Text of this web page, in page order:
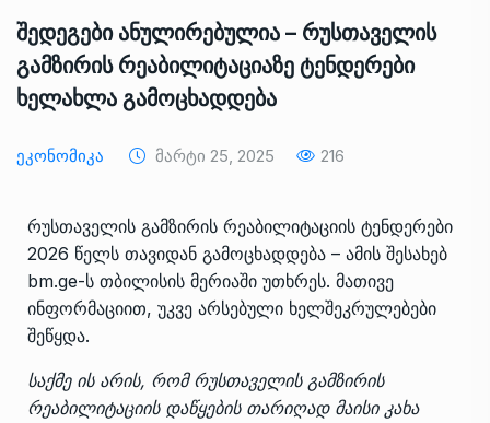
შედეგები ანულირებულია – რუსთაველის
გამზირის რეაბილიტაციაზე ტენდერები
ხელახლა გამოცხადდება
Ეკონომიკა Მარტი 25, 2025 216
რუსთაველის გამზირის რეაბილიტაციის ტენდერები
2026 წელს თავიდან გამოცხადდება – ამის შესახებ
bm.ge-ს თბილისის მერიაში უთხრეს. მათივე
ინფორმაციით, უკვე არსებული ხელშეკრულებები
შეწყდა.
საქმე ის არის, რომ რუსთაველის გამზირის
რეაბილიტაციის დაწყების თარიღად მაისი კახა